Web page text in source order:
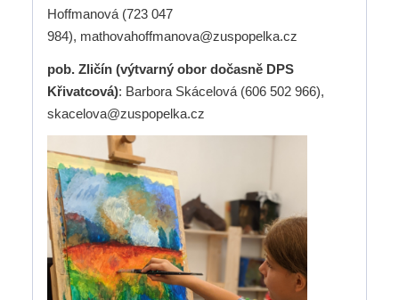
Hoffmanová (723 047
984), mathovahoffmanova@zuspopelka.cz
pob. Zličín (výtvarný obor dočasně DPS
Křivatcová): Barbora Skácelová (606 502 966),
skacelova@zuspopelka.cz